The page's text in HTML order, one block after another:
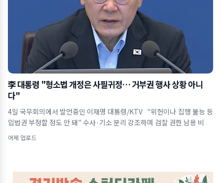
李 대통령 "형소법 개정은 사필귀정… 거부권 행사 상황 아니
다"
4일 국무회의에서 발언중인 이재명 대통령/KTV "위헌이나 집행 불능 등
입법권 부정할 정도 안 돼" 수사·기소 분리 강조하며 검찰 권한 남용 비
어제 업로드